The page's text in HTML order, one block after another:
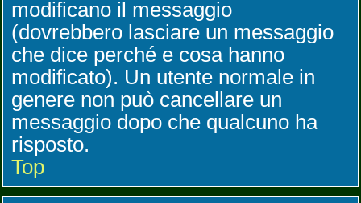
modificano il messaggio
(dovrebbero lasciare un messaggio
che dice perché e cosa hanno
modificato). Un utente normale in
genere non può cancellare un
messaggio dopo che qualcuno ha
risposto.
Top